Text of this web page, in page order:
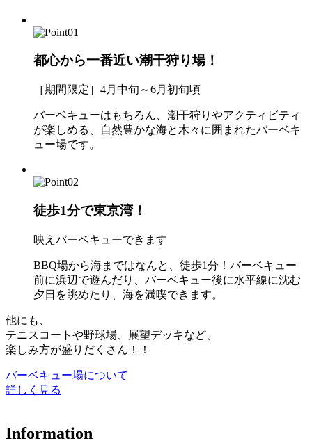
都心から一番近い潮干狩り場！
［期間限定］4月中旬～6月初旬頃
バーベキューはもちろん、潮干狩りやアクティビティ
が楽しめる、自然豊かな海と木々に囲まれたバーベキ
ュー場です。
徒歩1分で東京湾！
映えバーベキューできます
BBQ場から海まではなんと、徒歩1分！バーベキュー
前に浜辺で遊んだり、バーベキュー後に水平線に沈む
夕日を眺めたり、海を満喫できます。
他にも、
テニスコートや野球場、展望デッキなど、
楽しみ方が盛りだくさん！！
バーベキュー場について
詳しく見る
Information